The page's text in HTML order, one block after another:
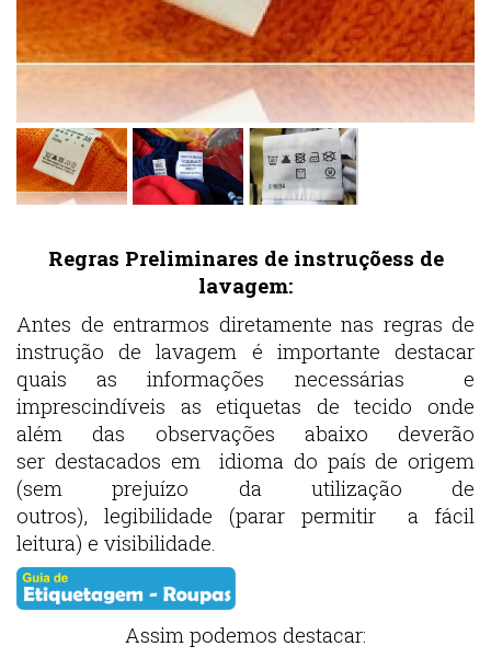
Regras Preliminares de instruçõess de
lavagem:
Antes de entrarmos diretamente nas regras de
instrução de lavagem é importante destacar
quais as informações necessárias e
imprescindíveis as etiquetas de tecido onde
além das observações abaixo deverão
ser destacados em idioma do país de origem
(sem prejuízo da utilização de
outros), legibilidade (parar permitir a fácil
leitura) e visibilidade.
Assim podemos destacar: